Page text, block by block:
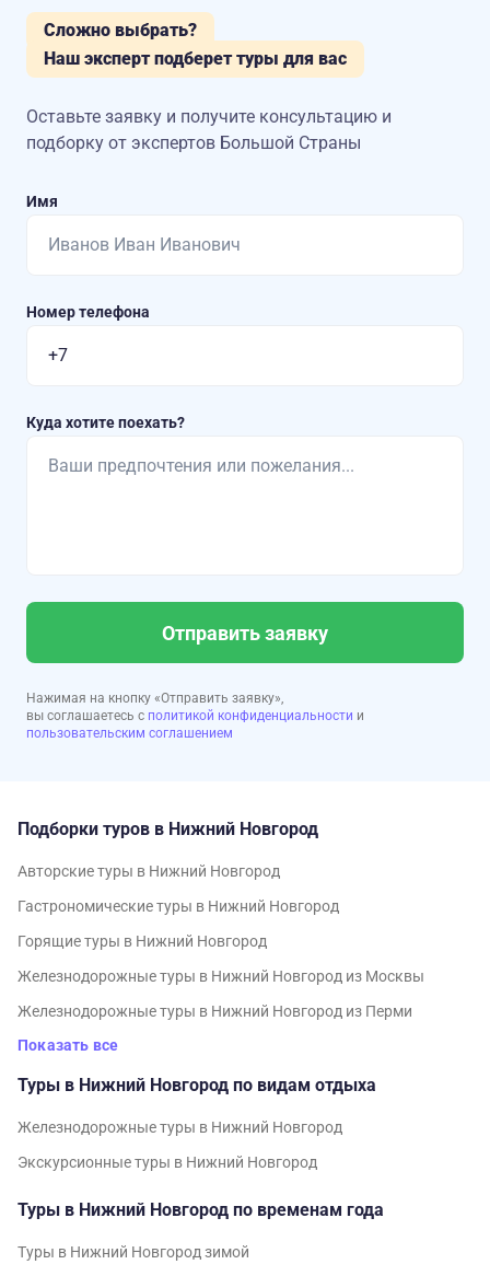
Сложно выбрать?
Наш эксперт подберет туры для вас
Оставьте заявку и получите консультацию и
подборку от экспертов Большой Страны
Имя
Номер телефона
Куда хотите поехать?
Отправить заявку
Нажимая на кнопку «Отправить заявку»,
вы соглашаетесь с политикой конфиденциальности и
пользовательским соглашением
Подборки туров в Нижний Новгород
Авторские туры в Нижний Новгород
Гастрономические туры в Нижний Новгород
Горящие туры в Нижний Новгород
Железнодорожные туры в Нижний Новгород из Москвы
Железнодорожные туры в Нижний Новгород из Перми
Показать все
Туры в Нижний Новгород по видам отдыха
Железнодорожные туры в Нижний Новгород
Экскурсионные туры в Нижний Новгород
Туры в Нижний Новгород по временам года
Туры в Нижний Новгород зимой